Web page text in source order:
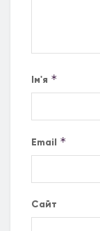
Ім'я *
Email *
Сайт